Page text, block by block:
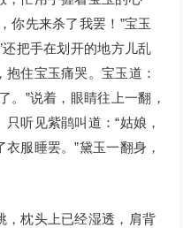
你先来杀了我罢！”宝玉
把手在划开的地方儿乱
住宝玉痛哭。宝玉道：
。”说着，眼睛往上一翻，
听见紫鹃叫道：“姑娘，
服睡罢。”黛玉一翻身，
枕头上已经湿透，肩背